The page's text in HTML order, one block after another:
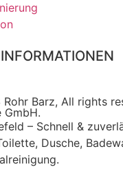
Barz, All rights
GmbH.
– Schnell &
Dusche,